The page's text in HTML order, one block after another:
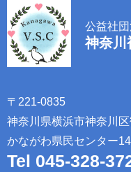
公益社団
神奈川
〒221-0835​ ​
神奈川県横浜市神奈川
かながわ県民センター
Tel 045-328-